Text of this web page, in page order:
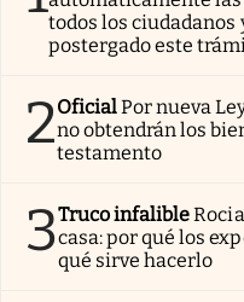
todos los ciudadanos
postergado este
2OficialPor nueva
no obtendrán los
testamento
3Truco infalible
casa: por qué los
qué sirve hacerlo